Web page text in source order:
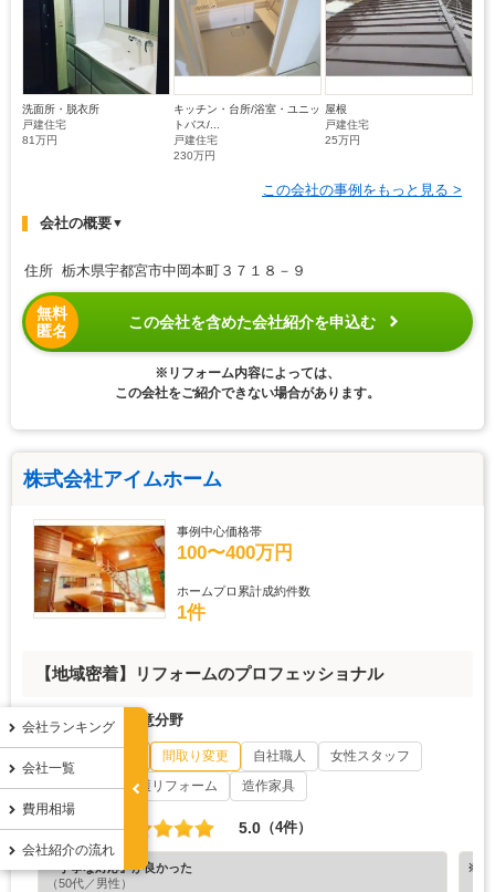
会社ランキング
会社一覧
費用相場
会社紹介の流れ
洗面所・脱衣所
戸建住宅
81万円
キッチン・台所/浴室・ユニッ
トバス/...
戸建住宅
230万円
屋根
戸建住宅
25万円
この会社の事例をもっと見る >
会社の概要▼
住所 栃木県宇都宮市中岡本町３７１８－９
無料
匿名
この会社を含めた会社紹介を申込む
※リフォーム内容によっては、
この会社をご紹介できない場合があります。
株式会社アイムホーム
事例中心価格帯
100〜400万円
ホームプロ累計成約件数
1件
【地域密着】リフォームのプロフェッショナル
会社の特徴・得意分野
間取り変更 自社職人
女性スタッフ
二級建築士
介護リフォーム 造作家具
口コミ評価 5.0 （4件）
『丁寧な対応』が良かった
（50代／男性）
※ホ